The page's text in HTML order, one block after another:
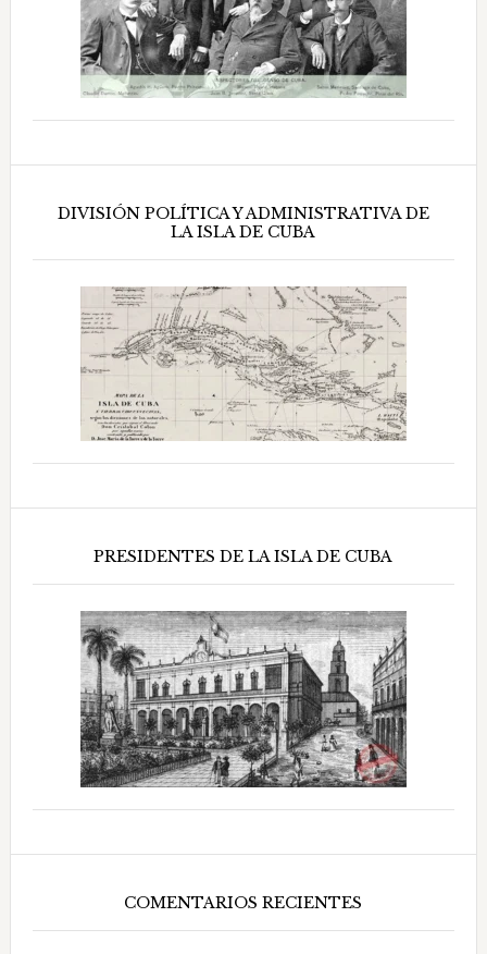
DIVISIÓN POLÍTICA Y ADMINISTRATIVA DE
LA ISLA DE CUBA
PRESIDENTES DE LA ISLA DE CUBA
COMENTARIOS RECIENTES